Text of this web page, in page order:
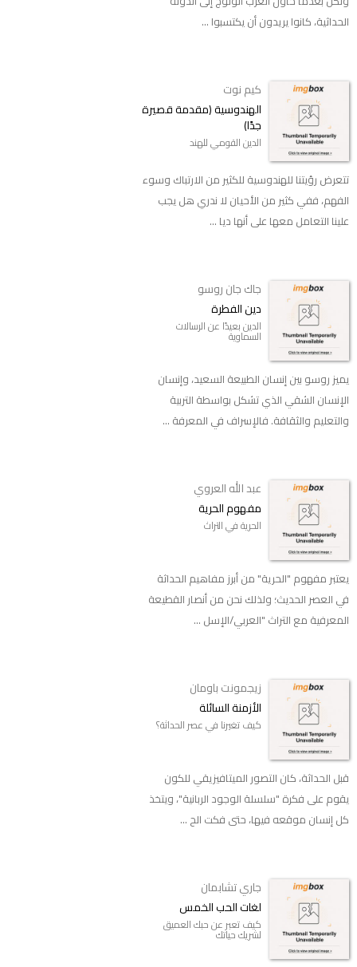
الحداثية، كانوا يريدون أن يكتسبوا ...
كيم نوت
الهندوسية (مقدمة قصيرة
جدًا)
الدين القومي للهند
تتعرض رؤيتنا للهندوسية للكثير من الارتباك وسوء
الفهم، ففي كثير من الأحيان لا ندري هل يجب
علينا التعامل معها على أنها ديا ...
جاك جان روسو
دين الفطرة
الدين بعيدًا عن الرسالات
السماوية
يميز روسو بين إنسان الطبيعة السعيد، وإنسان
الإنسان الشقي الذي تشكل بواسطة التربية
والتعليم والثقافة. فالإسراف في المعرفة ...
عبد الله العروي
مفهوم الحرية
الحرية في التراث
يعتبر مفهوم "الحرية" من أبرز مفاهيم الحداثة
في العصر الحديث؛ ولذلك نحن من أنصار القطيعة
المعرفية مع التراث "العربي/الإسل ...
زيجمونت باومان
الأزمنة السائلة
كيف تغيرنا في عصر الحداثة؟
قبل الحداثة، كان التصور الميتافيزيقي للكون
يقوم على فكرة "سلسلة الوجود الربانية"، ويتخذ
كل إنسان موقعه فيها، حتى فكت الح ...
جاري تشابمان
لغات الحب الخمس
كيف تعبر عن حبك العميق
لشريك حياتك